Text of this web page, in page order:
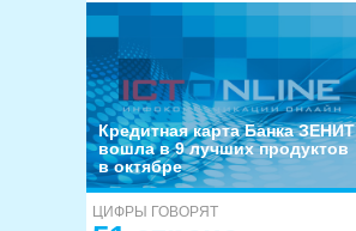
Кредитная карта Банка ЗЕНИТ
вошла в 9 лучших продуктов
в октябре
ЦИФРЫ ГОВОРЯТ